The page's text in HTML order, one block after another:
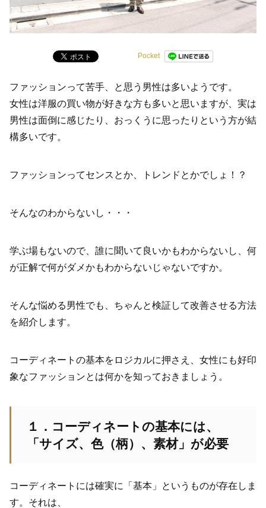
Pocket
ファッションって苦手、と思う男性は多いようです。
女性は洋服の買い物が好きな方も多いと思いますが、実は
男性は面倒に感じたり、おっくうに思ったりという方が結
構多いです。
ファッションってセンスとか、トレンドとかでしょ！？
そんなのわからないし・・・
学ぶ場もないので、誰に聞いて良いかもわからないし、何
が正解で何がダメかもわからないじゃないですか。
そんな悩める男性でも、ちゃんと検証して改善させる方法
を紹介します。
コーディネートの基本をロジカルに押さえ、女性にも好印
象なファッションとは何かを知っておきましょう。
１．コーディネートの基本には、
「サイズ、色（柄）、素材」が必要
コーディネートには確実に「基本」というものが存在しま
す。それは、